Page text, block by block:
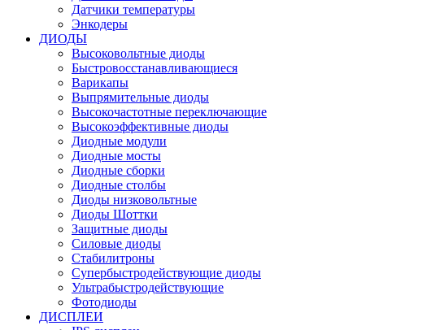
Датчики температуры
Энкодеры
ДИОДЫ
Высоковольтные диоды
Быстровосстанавливающиеся
Варикапы
Выпрямительные диоды
Высокочастотные переключающие
Высокоэффективные диоды
Диодные модули
Диодные мосты
Диодные сборки
Диодные столбы
Диоды низковольтные
Диоды Шоттки
Защитные диоды
Силовые диоды
Стабилитроны
Супербыстродействующие диоды
Ультрабыстродействующие
Фотодиоды
ДИСПЛЕИ